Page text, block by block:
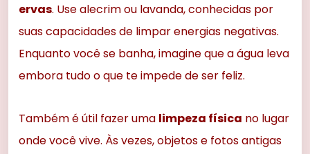
ervas. Use alecrim ou lavanda, conhecidas por
suas capacidades de limpar energias negativas.
Enquanto você se banha, imagine que a água leva
embora tudo o que te impede de ser feliz.
Também é útil fazer uma limpeza física no lugar
onde você vive. Às vezes, objetos e fotos antigas